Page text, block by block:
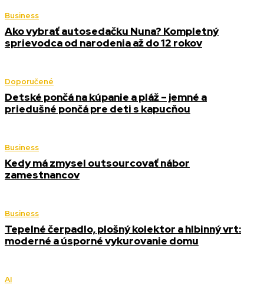
Business
Ako vybrať autosedačku Nuna? Kompletný
sprievodca od narodenia až do 12 rokov
Doporučené
Detské pončá na kúpanie a pláž – jemné a
priedušné pončá pre deti s kapucňou
Business
Kedy má zmysel outsourcovať nábor
zamestnancov
Business
Tepelné čerpadlo, plošný kolektor a hlbinný vrt:
moderné a úsporné vykurovanie domu
AI